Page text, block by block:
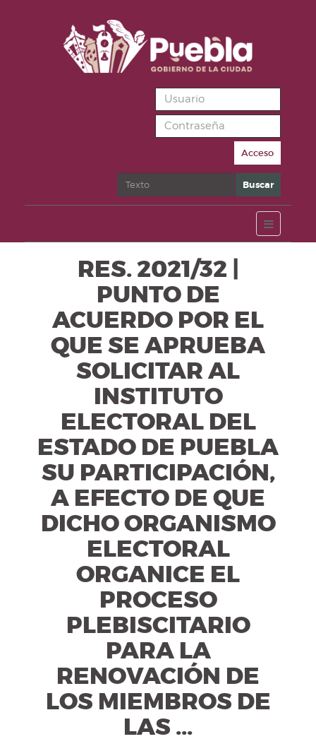
Acceso
Buscar Buscar
RES. 2021/32 |
PUNTO DE
ACUERDO POR EL
QUE SE APRUEBA
SOLICITAR AL
INSTITUTO
ELECTORAL DEL
ESTADO DE PUEBLA
SU PARTICIPACIÓN,
A EFECTO DE QUE
DICHO ORGANISMO
ELECTORAL
ORGANICE EL
PROCESO
PLEBISCITARIO
PARA LA
RENOVACIÓN DE
LOS MIEMBROS DE
LAS ...